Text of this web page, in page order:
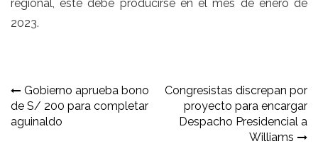
regional, este debe producirse en el mes de enero de
2023.
Navegación
de
Gobierno aprueba bono
de S/ 200 para completar
aguinaldo
Congresistas discrepan por
proyecto para encargar
Despacho Presidencial a
Williams